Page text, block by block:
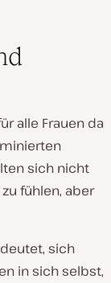
alle Frauen da
sich nicht
fühlen, aber
sich
in sich selbst,